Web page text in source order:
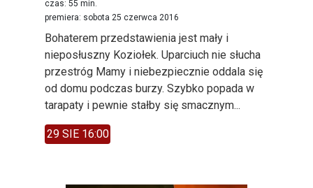
czas: 55 min.
premiera: sobota 25 czerwca 2016
Bohaterem przedstawienia jest mały i
nieposłuszny Koziołek. Uparciuch nie słucha
przestróg Mamy i niebezpiecznie oddala się
od domu podczas burzy. Szybko popada w
tarapaty i pewnie stałby się smacznym...
29 SIE 16:00